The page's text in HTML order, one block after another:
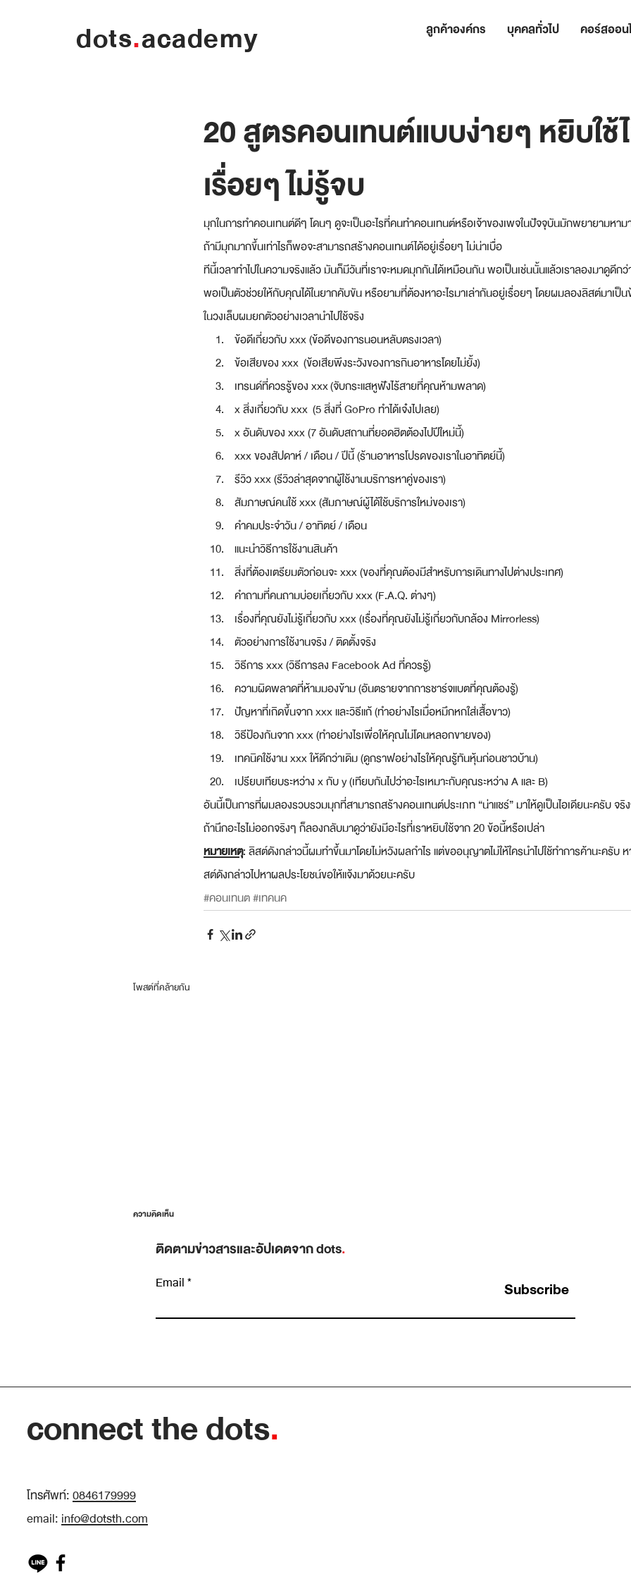
dots.academy ลูกค้าองค์กร บุคคลทั่วไป คอร์สออน
20 สูตรคอนเทนต์แบบง่ายๆ หยิบใช้
เรื่อยๆ ไม่รู้จบ
มุกในการทำคอนเทนต์ดีๆ โดนๆ ดูจะเป็นอะไรที่คนทำคอนเทนต์หรือเจ้าของเพจในปัจจุบันมักพยายามหาม
ถ้ามีมุกมากขึ้นเท่าไรก็พอจะสามารถสร้างคอนเทนต์ได้อยู่เรื่อยๆ ไม่น่าเบื่อ
ทีนี้เวลาทำไปในความจริงแล้ว มันก็มีวันที่เราจะหมดมุกกันได้เหมือนกัน พอเป็นเช่นนั้นแล้วเราลองมาดูดีก
พอเป็นตัวช่วยให้กับคุณได้ในยากคับขัน หรือยามที่ต้องหาอะไรมาเล่ากันอยู่เรื่อยๆ โดยผมลองลิสต์มาเป็
ในวงเล็บผมยกตัวอย่างเวลานำไปใช้จริง
ข้อดีเกี่ยวกับ xxx (ข้อดีของการนอนหลับตรงเวลา)
ข้อเสียของ xxx  (ข้อเสียพึงระวังของการกินอาหารโดยไม่ยั้ง)
เทรนด์ที่ควรรู้ของ xxx (จับกระแสหูฟังไร้สายที่คุณห้ามพลาด)
x สิ่งเกี่ยวกับ xxx  (5 สิ่งที่ GoPro ทำได้เจ๋งไปเลย)
x อันดับของ xxx (7 อันดับสถานที่ยอดฮิตต้องไปปีใหม่นี้)
xxx ของสัปดาห์ / เดือน / ปีนี้ (ร้านอาหารโปรดของเราในอาทิตย์นี้)
รีวิว xxx (รีวิวล่าสุดจากผู้ใช้งานบริการหาคู่ของเรา)
สัมภาษณ์คนใช้ xxx (สัมภาษณ์ผู้ได้ใช้บริการใหม่ของเรา)
คำคมประจำวัน / อาทิตย์ / เดือน
แนะนำวิธีการใช้งานสินค้า
สิ่งที่ต้องเตรียมตัวก่อนจะ xxx (ของที่คุณต้องมีสำหรับการเดินทางไปต่างประเทศ)
คำถามที่คนถามบ่อยเกี่ยวกับ xxx (F.A.Q. ต่างๆ)
เรื่องที่คุณยังไม่รู้เกี่ยวกับ xxx (เรื่องที่คุณยังไม่รู้เกี่ยวกับกล้อง Mirrorless)
ตัวอย่างการใช้งานจริง / ติดตั้งจริง
วิธีการ xxx (วิธีการลง Facebook Ad ที่ควรรู้)
ความผิดพลาดที่ห้ามมองข้าม (อันตรายจากการชาร์จแบตที่คุณต้องรู้)
ปัญหาที่เกิดขึ้นจาก xxx และวิธีแก้ (ทำอย่างไรเมื่อหมึกหกใส่เสื้อขาว)
วิธีป้องกันจาก xxx (ทำอย่างไรเพื่อให้คุณไม่โดนหลอกขายของ)
เทคนิคใช้งาน xxx ให้ดีกว่าเดิม (ดูกราฟอย่างไรให้คุณรู้ทันหุ้นก่อนชาวบ้าน)
เปรียบเทียบระหว่าง x กับ y (เทียบกันไปว่าอะไรเหมาะกับคุณระหว่าง A และ B)
อันนี้เป็นการที่ผมลองรวบรวมมุกที่สามารถสร้างคอนเทนต์ประเภท “น่าแชร์” มาให้ดูเป็นไอเดียนะครับ จ
ถ้านึกอะไรไม่ออกจริงๆ ก็ลองกลับมาดูว่ายังมีอะไรที่เราหยิบใช้จาก 20 ข้อนี้หรือเปล่า
หมายเหตุ: ลิสต์ดังกล่าวนี้ผมทำขึ้นมาโดยไม่หวังผลกำไร แต่ขออนุญาตไม่ให้ใครนำไปใช้ทำการค้านะครับ
สต์ดังกล่าวไปหาผลประโยชน์ขอให้แจ้งมาด้วยนะครับ
#คอนเทนต#เทคนค
โพสต์ที่คล้ายกัน
ความคิดเห็น
เขียนความคิดเห็น…
ติดตามข่าวสารและอัปเดตจาก dots.
Email Subscribe
connect the dots.
โทรศัพท์:0846179999
email:info@dotsth.com